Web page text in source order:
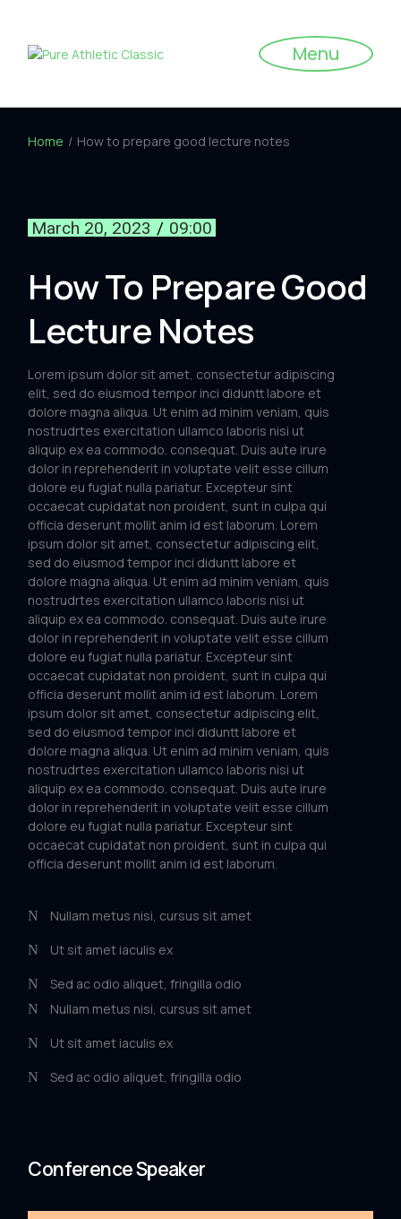
Menu
Home How to prepare good lecture notes
March 20, 2023 09:00
How To Prepare Good
Lecture Notes
Lorem ipsum dolor sit amet, consectetur adipiscing
elit, sed do eiusmod tempor inci diduntt labore et
dolore magna aliqua. Ut enim ad minim veniam, quis
nostrudrtes exercitation ullamco laboris nisi ut
aliquip ex ea commodo. consequat. Duis aute irure
dolor in reprehenderit in voluptate velit esse cillum
dolore eu fugiat nulla pariatur. Excepteur sint
occaecat cupidatat non proident, sunt in culpa qui
officia deserunt mollit anim id est laborum. Lorem
ipsum dolor sit amet, consectetur adipiscing elit,
sed do eiusmod tempor inci diduntt labore et
dolore magna aliqua. Ut enim ad minim veniam, quis
nostrudrtes exercitation ullamco laboris nisi ut
aliquip ex ea commodo. consequat. Duis aute irure
dolor in reprehenderit in voluptate velit esse cillum
dolore eu fugiat nulla pariatur. Excepteur sint
occaecat cupidatat non proident, sunt in culpa qui
officia deserunt mollit anim id est laborum. Lorem
ipsum dolor sit amet, consectetur adipiscing elit,
sed do eiusmod tempor inci diduntt labore et
dolore magna aliqua. Ut enim ad minim veniam, quis
nostrudrtes exercitation ullamco laboris nisi ut
aliquip ex ea commodo. consequat. Duis aute irure
dolor in reprehenderit in voluptate velit esse cillum
dolore eu fugiat nulla pariatur. Excepteur sint
occaecat cupidatat non proident, sunt in culpa qui
officia deserunt mollit anim id est laborum.
Nullam metus nisi, cursus sit amet
Ut sit amet iaculis ex
Sed ac odio aliquet, fringilla odio
Nullam metus nisi, cursus sit amet
Ut sit amet iaculis ex
Sed ac odio aliquet, fringilla odio
Conference Speaker